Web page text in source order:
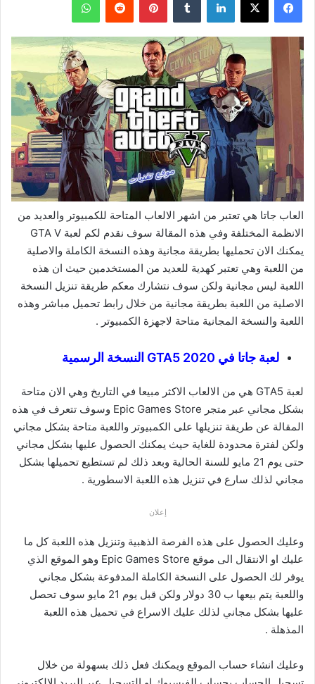
العاب جاتا هي تعتبر من اشهر الالعاب المتاحة للكمبيوتر والعديد من
الانظمة المختلفة وفي هذه المقالة سوف نقدم لكم لعبة GTA V
يمكنك الان تحمليها بطريقة مجانية وهذه النسخة الكاملة والاصلية
من اللعبة وهي تعتبر كهدية للعديد من المستخدمين حيث ان هذه
اللعبة ليس مجانية ولكن سوف نتشارك معكم طريقة تنزيل النسخة
الاصلية من اللعبة بطريقة مجانية من خلال رابط تحميل مباشر وهذه
اللعبة والنسخة المجانية متاحة لاجهزة الكمبيوتر .
لعبة جاتا في 2020 GTA5 النسخة الرسمية
لعبة GTA5 هي من الالعاب الاكثر مبيعا في التاريخ وهي الان متاحة
بشكل مجاني عبر متجر Epic Games Store وسوف تتعرف في هذه
المقالة عن طريقة تنزيلها على الكمبيوتر واللعبة متاحة بشكل مجاني
ولكن لفترة محدودة للغاية حيث يمكنك الحصول عليها بشكل مجاني
حتى يوم 21 مايو للسنة الحالية وبعد ذلك لم تستطيع تحميلها بشكل
مجاني لذلك سارع في تنزيل هذه اللعبة الاسطورية .
إعلان
وعليك الحصول على هذه الفرصة الذهبية وتنزيل هذه اللعبة كل ما
عليك او الانتقال الى موقع Epic Games Store وهو الموقع الذي
يوفر لك الحصول على النسخة الكاملة المدفوعة بشكل مجاني
واللعبة يتم بيعها ب 30 دولار ولكن قبل يوم 21 مايو سوف تحصل
عليها بشكل مجاني لذلك عليك الاسراع في تحميل هذه اللعبة
المذهلة .
وعليك انشاء حساب الموقع ويمكنك فعل ذلك بسهولة من خلال